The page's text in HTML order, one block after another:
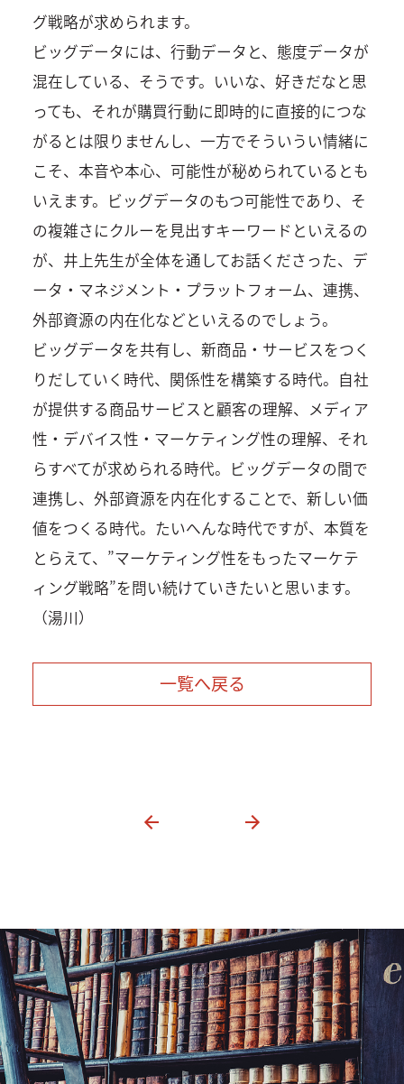
グ戦略が求められます。
ビッグデータには、行動データと、態度データが
混在している、そうです。いいな、好きだなと思
っても、それが購買行動に即時的に直接的につな
がるとは限りませんし、一方でそういうい情緒に
こそ、本音や本心、可能性が秘められているとも
いえます。ビッグデータのもつ可能性であり、そ
の複雑さにクルーを見出すキーワードといえるの
が、井上先生が全体を通してお話くださった、デ
ータ・マネジメント・プラットフォーム、連携、
外部資源の内在化などといえるのでしょう。
ビッグデータを共有し、新商品・サービスをつく
りだしていく時代、関係性を構築する時代。自社
が提供する商品サービスと顧客の理解、メディア
性・デバイス性・マーケティング性の理解、それ
らすべてが求められる時代。ビッグデータの間で
連携し、外部資源を内在化することで、新しい価
値をつくる時代。たいへんな時代ですが、本質を
とらえて、”マーケティング性をもったマーケテ
ィング戦略”を問い続けていきたいと思います。
（湯川）
一覧へ戻る